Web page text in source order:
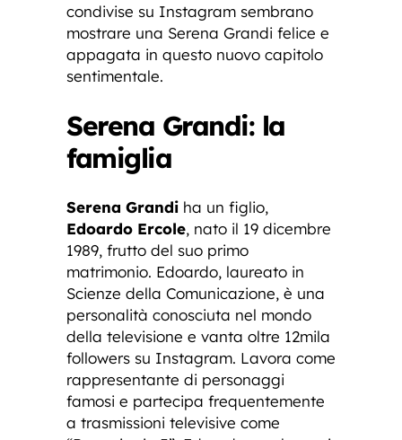
condivise su Instagram sembrano
mostrare una Serena Grandi felice e
appagata in questo nuovo capitolo
sentimentale.
Serena Grandi: la
famiglia
Serena Grandi ha un figlio,
Edoardo Ercole, nato il 19 dicembre
1989, frutto del suo primo
matrimonio. Edoardo, laureato in
Scienze della Comunicazione, è una
personalità conosciuta nel mondo
della televisione e vanta oltre 12mila
followers su Instagram. Lavora come
rappresentante di personaggi
famosi e partecipa frequentemente
a trasmissioni televisive come